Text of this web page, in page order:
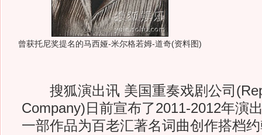
曾获托尼奖提名的马西娅-米尔格若姆-道奇(资料图)
搜狐演出讯 美国重奏戏剧公司
Company)日前宣布了2011-2012年演
一部作品为百老汇著名词曲创作搭档